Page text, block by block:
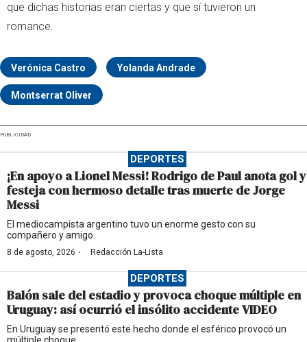
que dichas historias eran ciertas y que sí tuvieron un
romance.
Verónica Castro Yolanda Andrade
Montserrat Oliver
PUBLICIDAD
DEPORTES
¡En apoyo a Lionel Messi! Rodrigo de Paul anota gol y
festeja con hermoso detalle tras muerte de Jorge
Messi
El mediocampista argentino tuvo un enorme gesto con su
compañero y amigo.
8 de agosto, 2026 · Redacción La-Lista
DEPORTES
Balón sale del estadio y provoca choque múltiple en
Uruguay: así ocurrió el insólito accidente VIDEO
En Uruguay se presentó este hecho donde el esférico provocó un